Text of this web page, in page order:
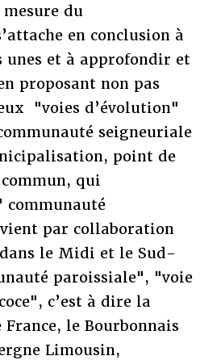
du
en conclusion à
unes et à approfondir et
proposant non pas
"voies d’évolution"
seigneuriale
point de
qui
communauté
par collaboration
le Midi et le Sud-
paroissiale", "voie
c’est à dire la
le Bourbonnais
Limousin,